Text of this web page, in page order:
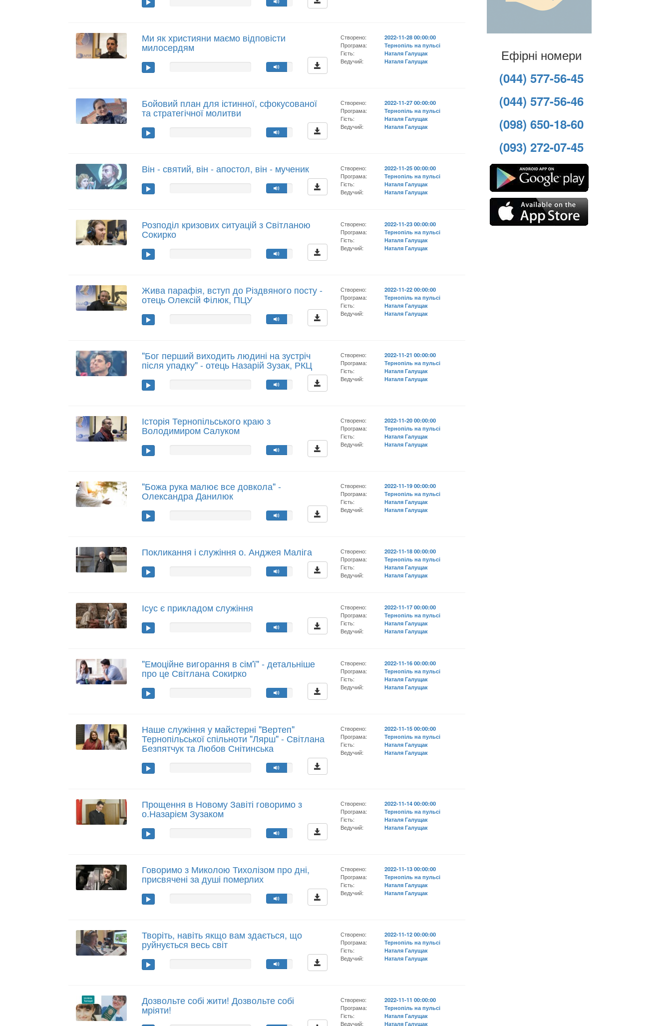
Ми як християни маємо відповісти
милосердям
Створено:
2022-11-28 00:00:00
Програма:
Тернопіль на пульсі
Гість:
Наталя Галущак
Ведучий:
Наталя Галущак
Бойовий план для істинної, сфокусованої
та стратегічної молитви
Створено:
2022-11-27 00:00:00
Програма:
Тернопіль на пульсі
Гість:
Наталя Галущак
Ведучий:
Наталя Галущак
Він - святий, він - апостол, він - мученик Створено:
2022-11-25 00:00:00
Програма:
Тернопіль на пульсі
Гість:
Наталя Галущак
Ведучий:
Наталя Галущак
Розподіл кризових ситуацій з Світланою
Сокирко
Створено:
2022-11-23 00:00:00
Програма:
Тернопіль на пульсі
Гість:
Наталя Галущак
Ведучий:
Наталя Галущак
Жива парафія, вступ до Різдвяного посту -
отець Олексій Філюк, ПЦУ
Створено:
2022-11-22 00:00:00
Програма:
Тернопіль на пульсі
Гість:
Наталя Галущак
Ведучий:
Наталя Галущак
"Бог перший виходить людині на зустріч
після упадку" - отець Назарій Зузак, РКЦ
Створено:
2022-11-21 00:00:00
Програма:
Тернопіль на пульсі
Гість:
Наталя Галущак
Ведучий:
Наталя Галущак
Історія Тернопільського краю з
Володимиром Салуком
Створено:
2022-11-20 00:00:00
Програма:
Тернопіль на пульсі
Гість:
Наталя Галущак
Ведучий:
Наталя Галущак
"Божа рука малює все довкола" -
Олександра Данилюк
Створено:
2022-11-19 00:00:00
Програма:
Тернопіль на пульсі
Гість:
Наталя Галущак
Ведучий:
Наталя Галущак
Покликання і служіння о. Анджея Маліга Створено:
2022-11-18 00:00:00
Програма:
Тернопіль на пульсі
Гість:
Наталя Галущак
Ведучий:
Наталя Галущак
Ісус є прикладом служіння Створено:
2022-11-17 00:00:00
Програма:
Тернопіль на пульсі
Гість:
Наталя Галущак
Ведучий:
Наталя Галущак
"Емоційне вигорання в сім'ї" - детальніше
про це Світлана Сокирко
Створено:
2022-11-16 00:00:00
Програма:
Тернопіль на пульсі
Гість:
Наталя Галущак
Ведучий:
Наталя Галущак
Наше служіння у майстерні "Вертеп"
Тернопільської спільноти "Лярш" - Світлана
Безпятчук та Любов Снітинська
Створено:
2022-11-15 00:00:00
Програма:
Тернопіль на пульсі
Гість:
Наталя Галущак
Ведучий:
Наталя Галущак
Прощення в Новому Завіті говоримо з
о.Назарієм Зузаком
Створено:
2022-11-14 00:00:00
Програма:
Тернопіль на пульсі
Гість:
Наталя Галущак
Ведучий:
Наталя Галущак
Говоримо з Миколою Тихолізом про дні,
присвячені за душі померлих
Створено:
2022-11-13 00:00:00
Програма:
Тернопіль на пульсі
Гість:
Наталя Галущак
Ведучий:
Наталя Галущак
Творіть, навіть якщо вам здається, що
руйнується весь світ
Створено:
2022-11-12 00:00:00
Програма:
Тернопіль на пульсі
Гість:
Наталя Галущак
Ведучий:
Наталя Галущак
Дозвольте собі жити! Дозвольте собі
мріяти!
Створено:
2022-11-11 00:00:00
Програма:
Тернопіль на пульсі
Гість:
Наталя Галущак
Ведучий:
Наталя Галущак
Ефірні номери
(044) 577-56-45
(044) 577-56-46
(098) 650-18-60
(093) 272-07-45